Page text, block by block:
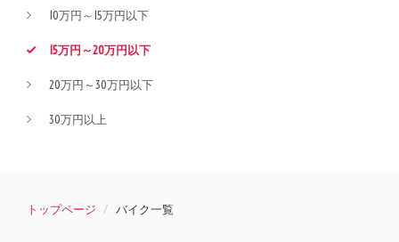
10万円～15万円以下
15万円～20万円以下
20万円～30万円以下
30万円以上
トップページ バイク一覧